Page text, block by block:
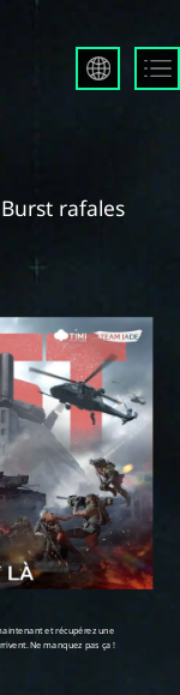
Português
한국어
日本語
Türkçe
rafales